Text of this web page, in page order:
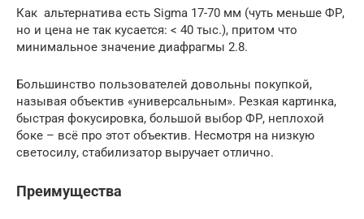
Как альтернатива есть Sigma 17-70 мм (чуть меньше ФР,
но и цена не так кусается: < 40 тыс.), притом что
минимальное значение диафрагмы 2.8.
Большинство пользователей довольны покупкой,
называя объектив «универсальным». Резкая картинка,
быстрая фокусировка, большой выбор ФР, неплохой
боке – всё про этот объектив. Несмотря на низкую
светосилу, стабилизатор выручает отлично.
Преимущества